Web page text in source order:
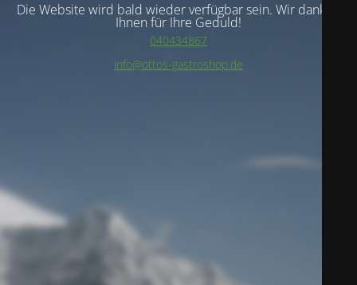
Die Website wird bald wieder verfügbar sein. Wir danken
Ihnen für Ihre Geduld!
040434867
info@ottos-gastroshop.de